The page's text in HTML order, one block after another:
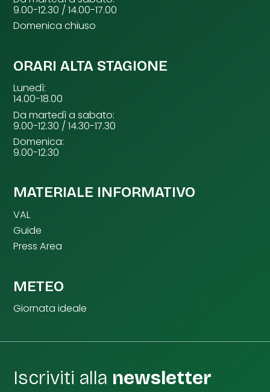
9.00-12.30 / 14.00-17.00
Domenica chiuso
ORARI ALTA STAGIONE
Lunedì:
14.00-18.00
Da martedì a sabato:
9.00-12.30 / 14.30-17.30
Domenica:
9.00-12.30
MATERIALE INFORMATIVO
VAL
Guide
Press Area
METEO
Giornata ideale
Iscriviti alla newsletter